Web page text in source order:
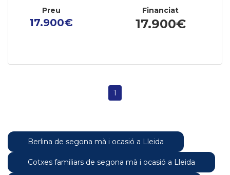
Preu
17.900€
Financiat
17.900€
1
Berlina de segona mà i ocasió a Lleida
Cotxes familiars de segona mà i ocasió a Lleida